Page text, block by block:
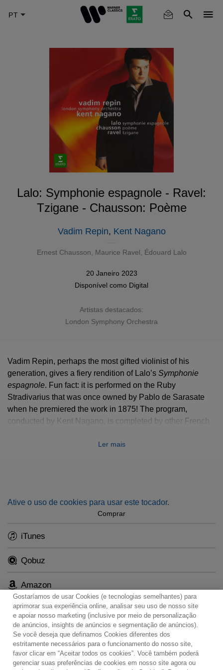
Lalo: Symphonie espagnole - Ravel:
Tzigane - Chausson: Poème
Vadim Repin, Kent Nagano
Ernest Chausson Maurice Ravel Édouard Lalo
20 Janeiro 2023
Disponível como Digital
Artistas destacados:
London Symphony Orchestra
Vadim Repin, perhaps the most gifted violinist of his
generation, gives a fiery rendition of Lalo’s Symphonie
espagnole. Fun fact: it is performed on the Ruby
Stradivarius that was once owned by Pablo de Sarasate
when he premiered the work in 1875! The program,
conducted by Kent Nagano, is completed by other French
Ler mais
Ative o uso de cookies para usar este tocador.
Comprar
iTunes
Qobuz
Amazon
Contato Boletim de Notícias
Termos de Uso
Política de Privacidade
Mapa do Site
Política de Cookies
Configurações de Cookies
Gostaríamos de usar Cookies (e tecnologias semelhantes) para
aprimorar sua experiência online, analisar seu uso de nosso site
e apoiar nosso marketing (inclusive por meio de personalização
de anúncios, insights de anúncios e segmentação de anúncios).
Se você deseja que definamos Cookies diferentes dos
estritamente necessários para o funcionamento do nosso site,
favor clicar em “Aceitar todos os cookies”. Você também poderá
gerenciar suas preferências de cookies em nosso site agora ou